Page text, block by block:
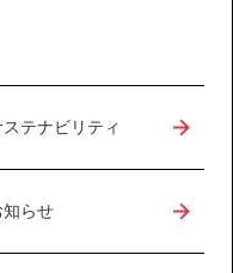
ステナビリティ
知らせ